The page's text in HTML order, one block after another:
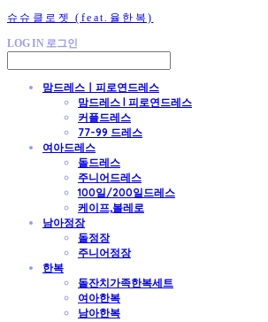
슈슈클로젯 (feat.율한복)
LOG IN 로그인
맘드레스ㅣ피로연드레스
맘드레스 l 피로연드레스
커플드레스
77-99 드레스
여아드레스
돌드레스
주니어드레스
100일/200일드레스
케이프,볼레로
남아정장
돌정장
주니어정장
한복
돌잔치가족한복세트
여아한복
남아한복